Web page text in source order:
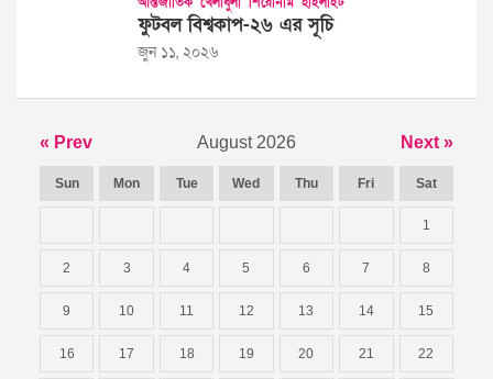
ফুটবল বিশ্বকাপ-২৬ এর সূচি
জুন ১১, ২০২৬
« Prev August 2026 Next »
Sun Mon Tue Wed Thu Fri Sat
1
2 3 4 5 6 7 8
9 10 11 12 13 14 15
16 17 18 19 20 21 22